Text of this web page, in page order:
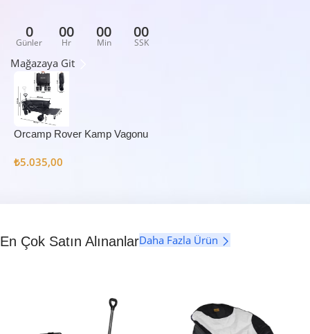
0
Günler
00
Hr
00
Min
00
SSK
Mağazaya Git
Orcamp Rover Kamp Vagonu
₺5.035,00
En Çok Satın AlınanlarDaha Fazla Ürün